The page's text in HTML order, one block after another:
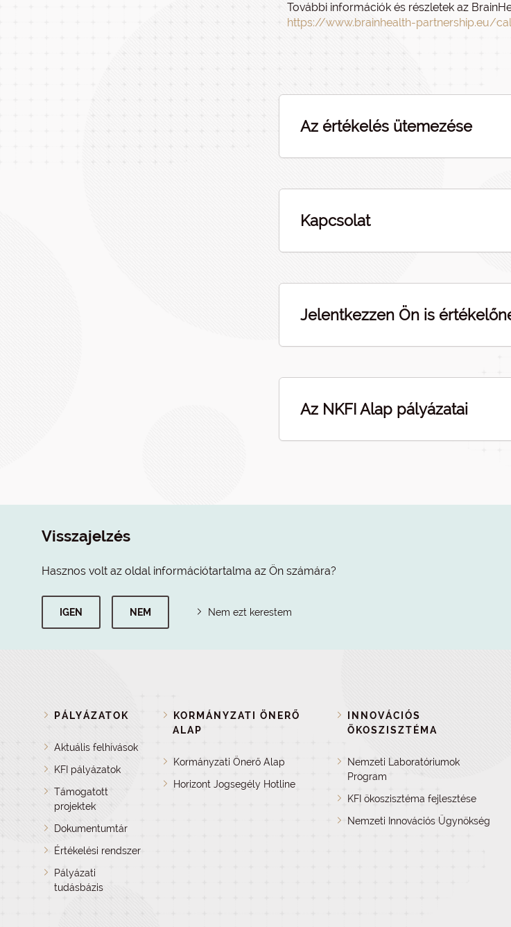
További információk és részletek az
https://www.brainhealth-partnership.eu/
Az értékelés ütemezése
Kapcsolat
Jelentkezzen Ön is
Az NKFI Alap pályázatai
Visszajelzés
Hasznos volt az oldal információtartalma az Ön számára?
IGEN NEM Nem ezt kerestem
PÁLYÁZATOK
Aktuális felhívások
KFI pályázatok
Támogatott
projektek
Dokumentumtár
Értékelési rendszer
Pályázati
tudásbázis
KORMÁNYZATI ÖNERŐ
ALAP
Kormányzati Önerő Alap
Horizont Jogsegély Hotline
INNOVÁCIÓS
ÖKOSZISZTÉMA
Nemzeti Laboratóriumok
Program
KFI ökoszisztéma fejlesztése
Nemzeti Innovációs Ügynökség